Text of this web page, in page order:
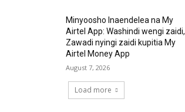
Minyoosho Inaendelea na My
Airtel App: Washindi wengi zaidi,
Zawadi nyingi zaidi kupitia My
Airtel Money App
August 7, 2026
Load more